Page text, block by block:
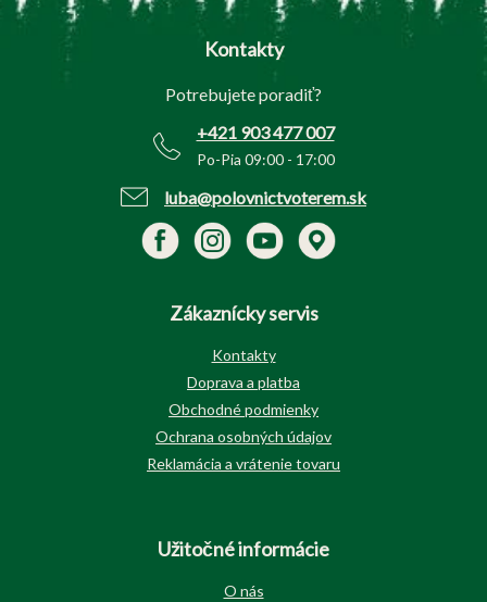
Kontakty
Potrebujete poradiť?
+421 903 477 007
Po-Pia 09:00 - 17:00
luba@polovnictvoterem.sk
Zákaznícky servis
Kontakty
Doprava a platba
Obchodné podmienky
Ochrana osobných údajov
Reklamácia a vrátenie tovaru
Užitočné informácie
O nás